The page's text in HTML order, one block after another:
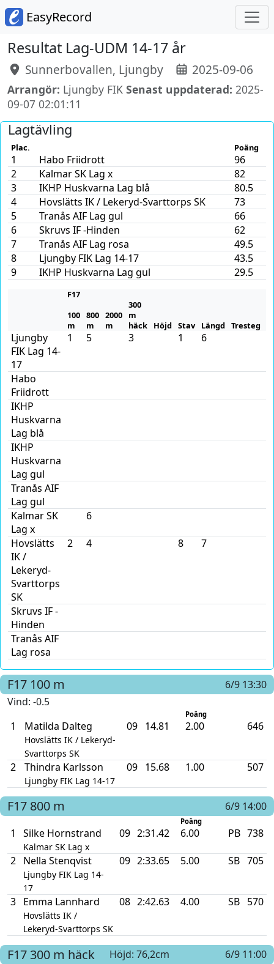
EasyRecord
Resultat Lag-UDM 14-17 år
Sunnerbovallen, Ljungby 2025-09-06
Arrangör: Ljungby FIK Senast uppdaterad: 2025-
09-07 02:01:11
Lagtävling
Plac. Poäng
1 Habo Friidrott
96
2
Kalmar SK Lag x
82
3
IKHP Huskvarna Lag blå
80.5
4
Hovslätts IK / Lekeryd-Svarttorps SK
73
5
Tranås AIF Lag gul
66
6
Skruvs IF -Hinden
62
7
Tranås AIF Lag rosa
49.5
8
Ljungby FIK Lag 14-17
43.5
9
IKHP Huskvarna Lag gul 29.5
F17
100
m
800
m
2000
m
300
m
häck
Höjd Stav Längd Tresteg
Ljungby
FIK Lag 14-
17
1 5 3 1 6
Habo
Friidrott
IKHP
Huskvarna
Lag blå
IKHP
Huskvarna
Lag gul
Tranås AIF
Lag gul
Kalmar SK
Lag x
6
Hovslätts
IK /
Lekeryd-
Svarttorps
SK
2 4 8 7
Skruvs IF -
Hinden
Tranås AIF
Lag rosa
F17 100 m
6/9 13:30
Vind: -0.5
Poäng
1 Matilda Dalteg
Hovslätts IK / Lekeryd-
Svarttorps SK
09 14.81 2.00 646
2 Thindra Karlsson
Ljungby FIK Lag 14-17
09 15.68 1.00 507
F17 800 m 6/9 14:00
Poäng
1 Silke Hornstrand
Kalmar SK Lag x
09 2:31.42 6.00 PB 738
2 Nella Stenqvist
Ljungby FIK Lag 14-
17
09 2:33.65 5.00 SB 705
3 Emma Lannhard
Hovslätts IK /
Lekeryd-Svarttorps SK
08 2:42.63 4.00 SB 570
F17 300 m häck Höjd: 76,2cm 6/9 11:00